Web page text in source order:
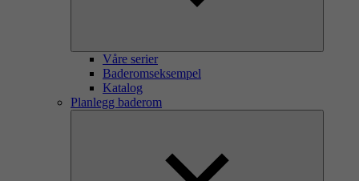
Våre serier
Baderomseksempel
Katalog
Planlegg baderom